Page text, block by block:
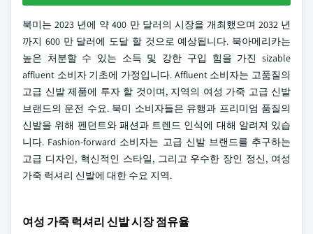
북미는 2023 년에 약 400 만 달러의 시장을 개최했으며 2032 년
까지 600 만 달러에 도달 할 것으로 예상됩니다. 북아메리카는
높은 처분할 수 있는 소득 및 강한 구입 힘을 가진 sizable
affluent 소비자 기초에 가정입니다. Affluent 소비자는 고품질의
고급 신발 제품에 투자 할 것이며, 지역의 여성 가죽 고급 신발
브랜드의 운전 수요. 북미 소비자들은 유행과 프리미엄 품질의
신발을 위해 펜던트와 패션과 트렌드 인식에 대해 알려져 있습
니다. Fashion-forward 소비자는 고급 신발 브랜드를 추구하는
고급 디자인, 혁신적인 스타일, 그리고 우수한 장인 정신, 여성
가죽 럭셔리 신발에 대한 수요 지역.
여성 가죽 럭셔리 신발 시장 점유율